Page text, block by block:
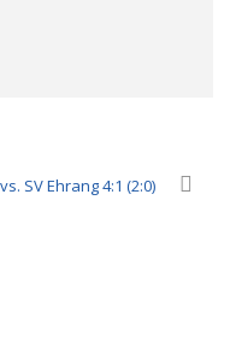
SV Ehrang 4:1 (2:0)